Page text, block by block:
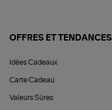
OFFRES ET TENDANCES
Idées Cadeaux
Carte Cadeau
Valeurs Sûres